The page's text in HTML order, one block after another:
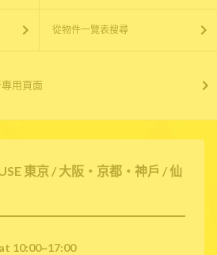
東京 / 大阪・京都・神戶 / 仙
10:00~17:00
從物件一覽表搜尋
專用頁面